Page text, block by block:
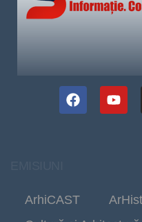
ArhiCAST